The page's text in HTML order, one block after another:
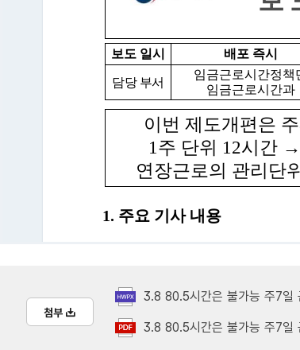
첨부
3.8 80.5시간은 불가능 주7일 근무도
3.8 80.5시간은 불가능 주7일 근무도